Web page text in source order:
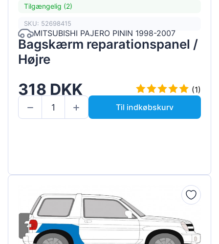
Tilgængelig (2)
SKU: 52698415
MITSUBISHI PAJERO PININ 1998-2007
Bagskærm reparationspanel /
Højre
318 DKK
(1)
Til indkøbskurv